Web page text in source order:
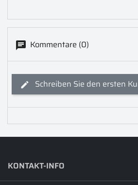
Kommentare (0)
Schreiben Sie den ersten
KONTAKT-INFO